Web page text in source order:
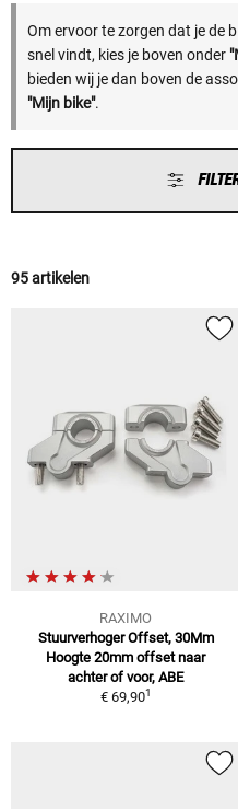
Om ervoor te zorgen dat je de
snel vindt, kies je boven onder
bieden wij je dan boven de
"Mijn bike".
95 artikelen
RAXIMO
Stuurverhoger Offset, 30Mm
Hoogte 20mm offset naar
achter of voor, ABE
€ 69,901